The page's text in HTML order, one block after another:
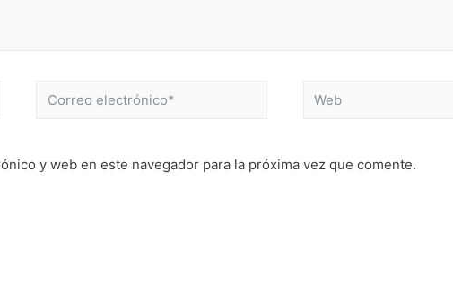
Correo
Web
y web en este navegador para la próxima vez que comente.